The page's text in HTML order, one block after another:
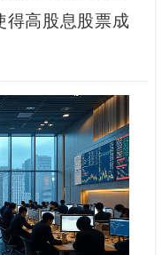
得高股息股票成